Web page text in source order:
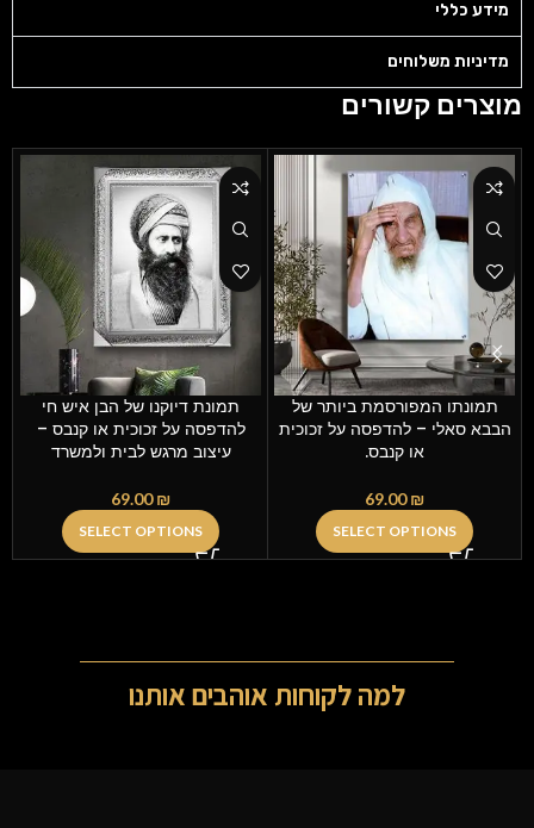
מידע כללי
מדיניות משלוחים
מוצרים קשורים
תמונתו המפורסמת ביותר של
הבבא סאלי – להדפסה על זכוכית
או קנבס.
69.00₪
SELECT OPTIONS
תמונת דיוקנו של הבן איש חי
להדפסה על זכוכית או קנבס –
עיצוב מרגש לבית ולמשרד
69.00₪
SELECT OPTIONS
למה לקוחות אוהבים אותנו